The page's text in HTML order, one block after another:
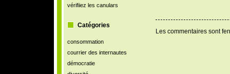
vérifiiez les canulars
Catégories
consommation
courrier des internautes
démocratie
Les commentaires sont